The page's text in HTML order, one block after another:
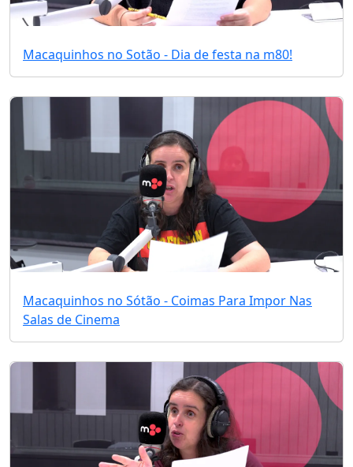
Macaquinhos no Sotão - Dia de festa na m80!
Macaquinhos no Sótão - Coimas Para Impor Nas
Salas de Cinema